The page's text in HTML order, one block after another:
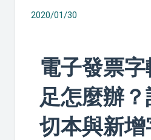
2020/01/30
電子發票
足怎麼辦
切本與新